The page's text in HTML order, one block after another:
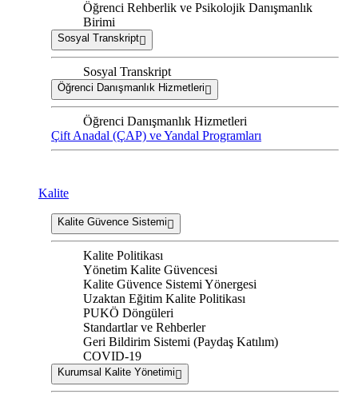
Öğrenci Rehberlik ve Psikolojik Danışmanlık
Birimi
Sosyal Transkript
Sosyal Transkript
Öğrenci Danışmanlık Hizmetleri
Öğrenci Danışmanlık Hizmetleri
Çift Anadal (ÇAP) ve Yandal Programları
Kalite
Kalite Güvence Sistemi
Kalite Politikası
Yönetim Kalite Güvencesi
Kalite Güvence Sistemi Yönergesi
Uzaktan Eğitim Kalite Politikası
PUKÖ Döngüleri
Standartlar ve Rehberler
Geri Bildirim Sistemi (Paydaş Katılım)
COVID-19
Kurumsal Kalite Yönetimi